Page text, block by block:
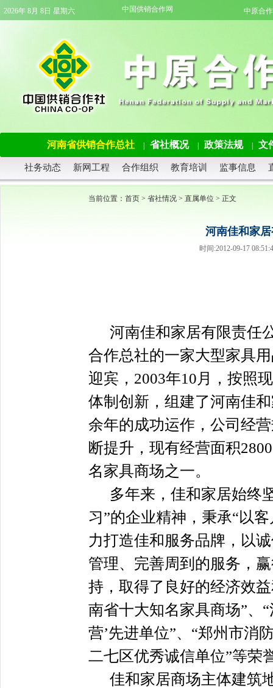
2026年 8月 8日 星期六 中国供销合作网 中原合
河南省供销合作总社 省社概况 政策法规 文
社务动态 新网工程 合作组织 教育培训 监事信息
当前位置： 首页 > 省社情况 > 直属单位 > 正文
河南佳和家
时间:2012-09-17
河南佳和家居有限责任
合作总社的一家大型家具
迎宾，2003年10月，按照
体制创新，组建了河南佳
余年的成功运作，公司经
断提升，现有经营面积
名家具商场之一。
多年来，佳和家居始终
习”的企业精神，秉承“以
力打造佳和服务品牌，以
管理、完善周到的服务，
持，取得了良好的经济效
南省十大知名家具商场”、
营’先进单位”、“郑州市消
二七区优秀诚信单位”等荣
佳和家居商场主体建筑